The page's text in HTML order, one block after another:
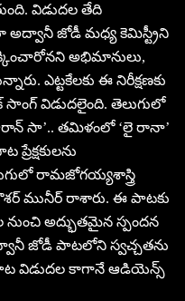
విడుద‌ల తేది
అద్వానీ జోడీ మ‌ధ్య కెమిస్ట్రీని
అభిమానులు,
ఎట్ట‌కేల‌కు ఈ నిరీక్ష‌ణ‌కు
విడుద‌లైంది. తెలుగులో
సా’.. త‌మిళంలో ‘లై రానా’
రామ‌జోగ‌య్య‌శాస్త్రి
మునీర్ రాశారు. ఈ పాట‌కు
నుంచి అద్భుత‌మైన స్పంద‌న
జోడీ పాట‌లోని స్వ‌చ్చ‌త‌ను
విడుద‌ల కాగానే ఆడియెన్స్